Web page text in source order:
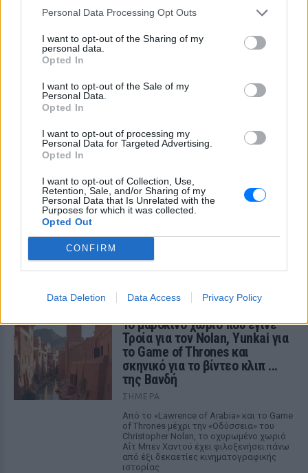
Personal Data Processing Opt Outs
I want to opt-out of the Sharing of my
personal data.
Opted In
I want to opt-out of the Sale of my
Personal Data.
Opted In
I want to opt-out of processing my
Personal Data for Targeted Advertising.
Opted In
I want to opt-out of Collection, Use,
Retention, Sale, and/or Sharing of my
Personal Data that Is Unrelated with the
Purposes for which it was collected.
Opted Out
CONFIRM
Data Deletion Data Access Privacy Policy
ΣΤΗΝ ΙΔΙΑ ΚΑΤΗΓΟΡΙΑ
Νεαρός στο λιμάνι του Πειραιά:
απίθανη ατάκα στην κάμερα του
MEGA
Η κάμερα της εκπομπής «Κοινωνία Ώρα
MEGA» κατέγραψε τη διασκεδαστική
στιγμή από το λιμάνι του Πειραιά, την
Η Ελένη Βουλγαράκη ξεσπά για
τις φήμες χωρισμού με τον
Ιωαννίδη: «Διασταυρώστε
εκτοξεύσετε τη βλακεία σας»
ΣΉΜΕΡΑ
κυκλοφορούν για την ερωτική της ζωή
Το μαροκινό χωριό που έγινε
Τροία για τον Nolan, Yunkai για
το Game of Thrones και
σκηνικό για το βίντεο κλιπ ...
της Βανδή
ΣΉΜΕΡΑ
Από το «Lawrence of Arabia» και το Game
of Thrones μέχρι την «Οδύσσεια» του
Christopher Nolan, το οχυρωμένο χωριό
Αΐτ Μπεν Χαντού έχει φιλοξενήσει πάνω
από έξι δεκαετίες κινηματογραφικής
ιστορίας